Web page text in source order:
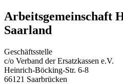
Arbeitsgemeinschaft
Saarland
Geschäftsstelle
c/o Verband der Ersatzkassen e.V.
Heinrich-Böcking-Str. 6-8
66121 Saarbrücken